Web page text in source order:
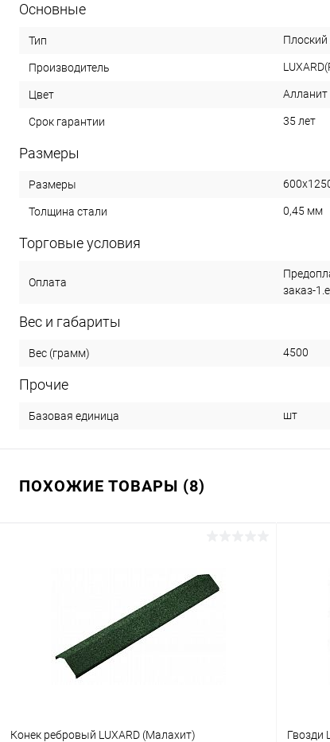
Основные
Тип Плоский
Производитель
Цвет Алланит
Срок гарантии 35 лет
Размеры
Размеры
Толщина стали 0,45 мм
Торговые условия
Оплата
заказ-
Вес и габариты
Вес (грамм) 4500
Прочие
Базовая единица шт
ПОХОЖИЕ ТОВАРЫ (8)
Конек ребровый LUXARD (Малахит) Гвозди